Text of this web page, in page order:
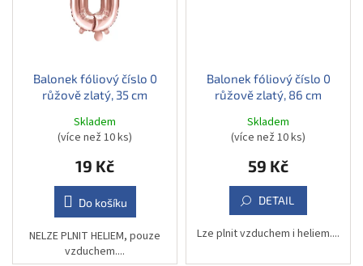
Balonek fóliový číslo 0
růžově zlatý, 35 cm
Skladem
(více než 10 ks)
19 Kč
Do košíku
NELZE PLNIT HELIEM, pouze
vzduchem....
Balonek fóliový číslo 0
růžově zlatý, 86 cm
Skladem
(více než 10 ks)
59 Kč
DETAIL
Lze plnit vzduchem i heliem....